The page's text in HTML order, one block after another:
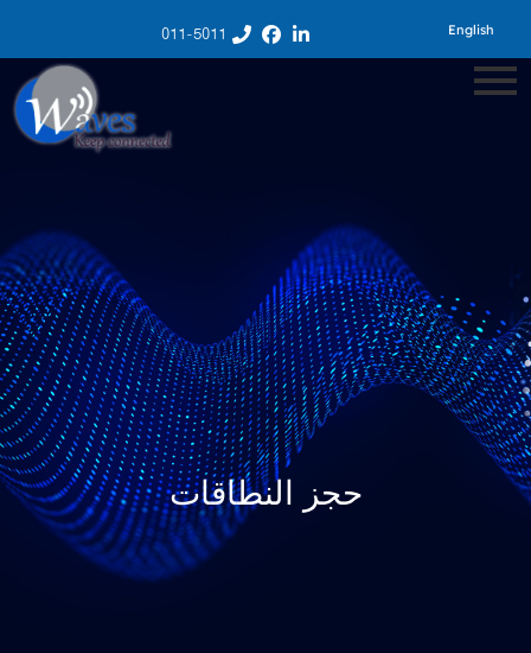
English
011-5011
حجز النطاقات